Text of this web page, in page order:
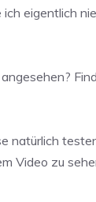
ich eigentlich
natürlich
Video zu